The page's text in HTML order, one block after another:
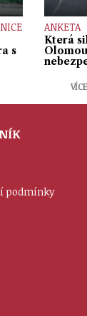
s
ANKETA
Která
podmínky